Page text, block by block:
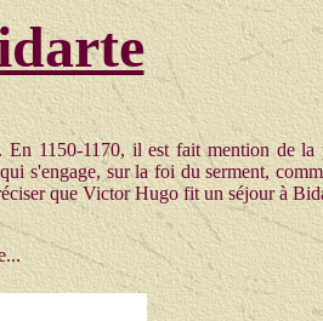
1150-1170, il est fait mention de la
s'engage, sur la foi du serment,
que Victor Hugo fit un séjour à